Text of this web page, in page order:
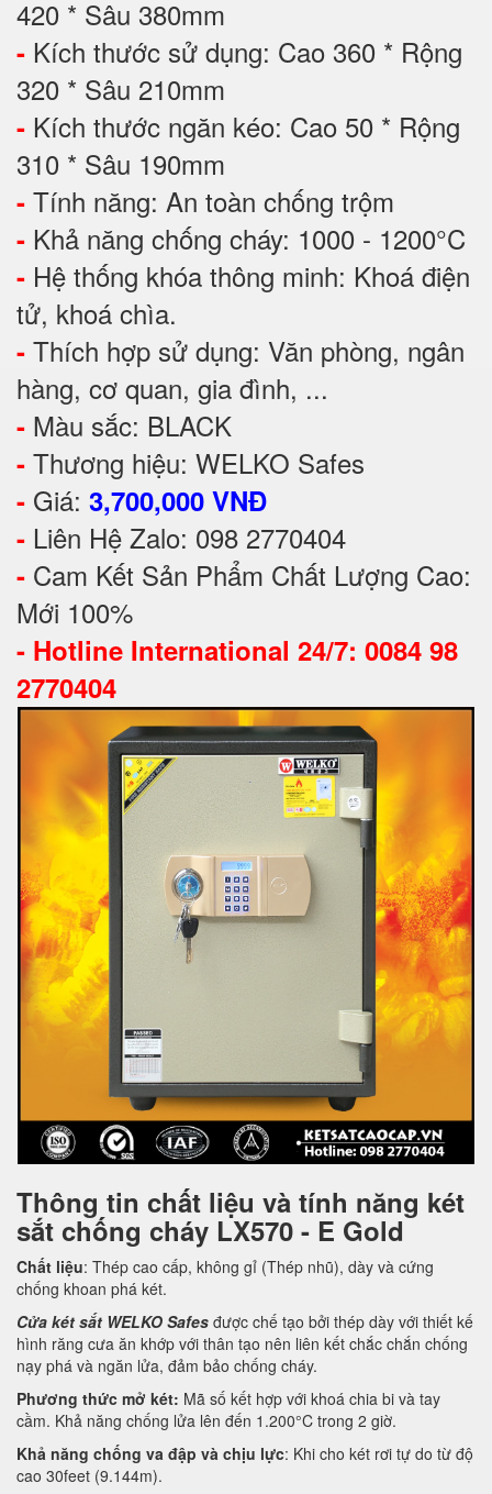
420 * Sâu 380mm
- Kích thước sử dụng: Cao 360 * Rộng
320 * Sâu 210mm
- Kích thước ngăn kéo: Cao 50 * Rộng
310 * Sâu 190mm
- Tính năng: An toàn chống trộm
- Khả năng chống cháy: 1000 - 1200°C
- Hệ thống khóa thông minh: Khoá điện
tử, khoá chìa.
- Thích hợp sử dụng: Văn phòng, ngân
hàng, cơ quan, gia đình, ...
- Màu sắc: BLACK
- Thương hiệu: WELKO Safes
- Giá: 3,700,000 VNĐ
- Liên Hệ Zalo: 098 2770404
- Cam Kết Sản Phẩm Chất Lượng Cao:
Mới 100%
- Hotline International 24/7: 0084 98
2770404
Thông tin chất liệu và tính năng két
sắt chống cháy LX570 - E Gold
Chất liệu: Thép cao cấp, không gỉ (Thép nhũ), dày và cứng
chống khoan phá két.
Cửa két sắt WELKO Safes được chế tạo bởi thép dày với thiết kế
hình răng cưa ăn khớp với thân tạo nên liên kết chắc chắn chống
nạy phá và ngăn lửa, đảm bảo chống cháy.
Phương thức mở két: Mã số kết hợp với khoá chia bi và tay
cầm. Khả năng chống lửa lên đến 1.200°C trong 2 giờ.
Khả năng chống va đập và chịu lực: Khi cho két rơi tự do từ độ
cao 30feet (9.144m).